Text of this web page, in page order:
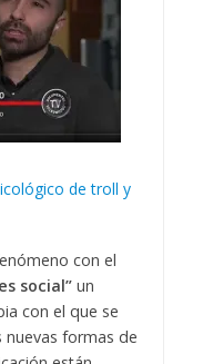
de troll y
con el
social”un
con el que se
formas de